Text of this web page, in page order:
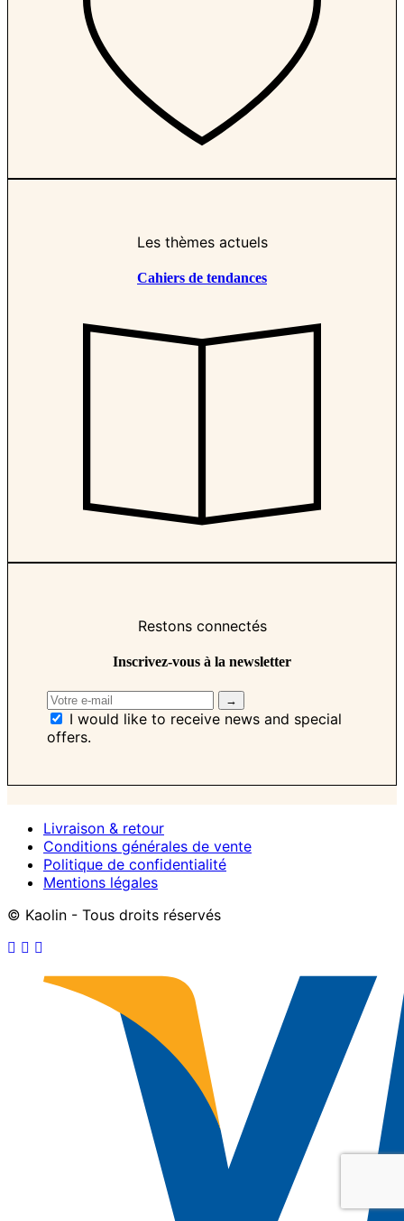
Les thèmes actuels
Cahiers de tendances
Restons connectés
Inscrivez-vous à la newsletter
I would like to receive news and special
offers.
Livraison & retour
Conditions générales de vente
Politique de confidentialité
Mentions légales
© Kaolin - Tous droits réservés